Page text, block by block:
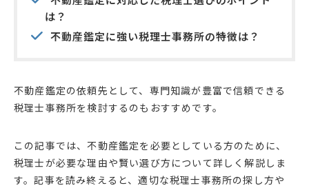
は？
不動産鑑定に強い税理士事務所の特徴は？
不動産鑑定の依頼先として、専門知識が豊富で信頼できる
税理士事務所を検討するのもおすすめです。
この記事では、不動産鑑定を必要としている方のために、
税理士が必要な理由や賢い選び方について詳しく解説しま
す。記事を読み終えると、適切な税理士事務所の探し方や